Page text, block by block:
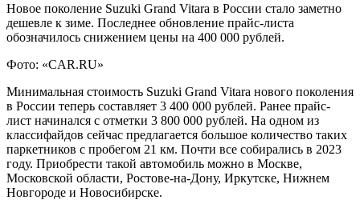
Новое поколение Suzuki Grand Vitara в России стало заметно
дешевле к зиме. Последнее обновление прайс-листа
обозначилось снижением цены на 400 000 рублей.
Фото: «CAR.RU»
Минимальная стоимость Suzuki Grand Vitara нового поколения
в России теперь составляет 3 400 000 рублей. Ранее прайс-
лист начинался с отметки 3 800 000 рублей. На одном из
классифайдов сейчас предлагается большое количество таких
паркетников с пробегом 21 км. Почти все собирались в 2023
году. Приобрести такой автомобиль можно в Москве,
Московской области, Ростове-на-Дону, Иркутске, Нижнем
Новгороде и Новосибирске.